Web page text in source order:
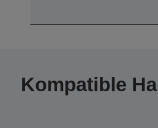
Kompatible